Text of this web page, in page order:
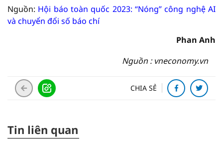
Nguồn: Hội báo toàn quốc 2023: “Nóng” công nghệ AI
và chuyển đổi số báo chí
Phan Anh
Nguồn : vneconomy.vn
CHIA SẺ
Tin liên quan